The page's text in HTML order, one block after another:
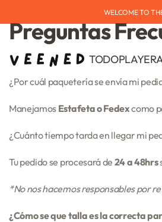
WELCOME TO
TODO
Preguntas
¿Por cuál paquetería se envía mi
Manejamos Estafeta o Fedexcomo
¿Cuánto tiempo tarda en llegar mi
Tu pedido se procesará de 24 a 48hrs
*No nos hacemos responsables por
¿Cómo se que talla es la correcta